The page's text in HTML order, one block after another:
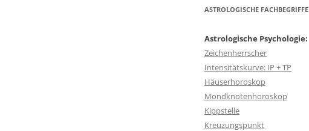
ASTROLOGISCHE FACHBEGRIFFE
Astrologische Psychologie:
Zeichenherrscher
Intensitätskurve: IP + TP
Häuserhoroskop
Mondknotenhoroskop
Kippstelle
Kreuzungspunkt